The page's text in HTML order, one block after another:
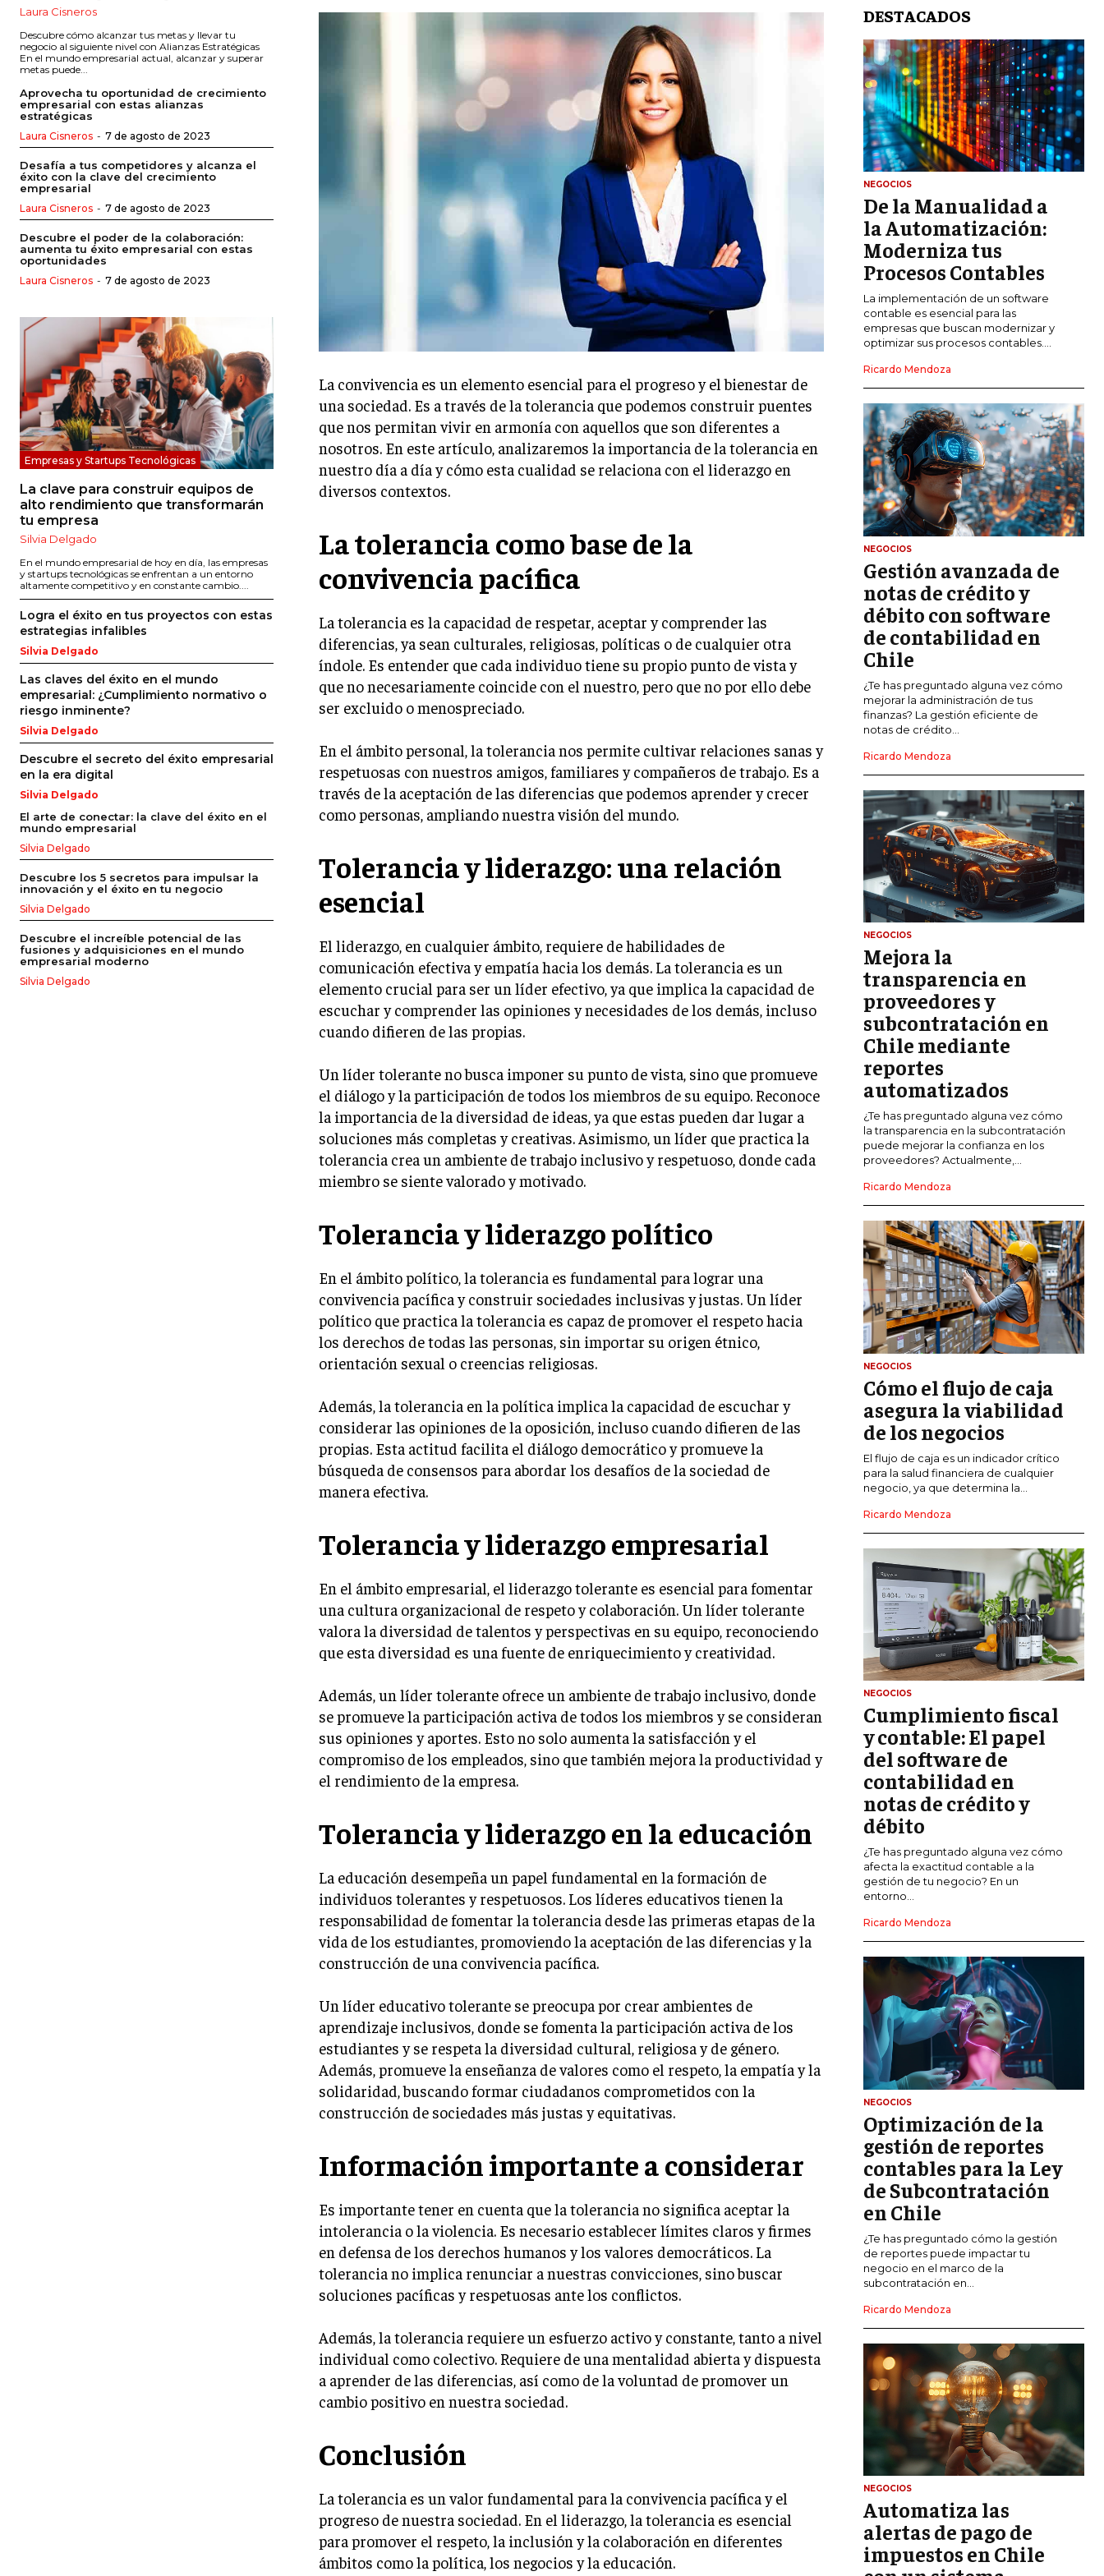
LIFESTYLE
MARKETING
ESTRATEGIAS DE MARKETING
AGENCIAS DE POSICIONAMIENTO WEB
SEO
VENTA DE ENLACES
MARKETING DIGITAL
PUBLICIDAD
VENTAS Y PERSUASIÓN
GESTIÓN DE PRODUCTOS
COMUNICACIÓN CORPORATIVA
GESTIÓN DE MARCA
INVESTIGACIÓN DE MERCADO
ANÁLISIS DE COMPETENCIA
GESTIÓN DE CLIENTES
EMPRENDIMIENTO
INNOVACIÓN EMPRESARIAL
GESTIÓN DEL CAMBIO
LIDERAZGO
EMPRENDIMIENTO
PLANIFICACIÓN EMPRESARIAL
FINANZAS
FINANZAS Y CONTABILIDAD
GESTIÓN DE RECURSOS FINANCIEROS
INVERSIONES Y MERCADOS FINANCIEROS
CONTABILIDAD EMPRESARIAL
ECONOMÍA EMPRESARIAL
INTERNACIONAL
NEGOCIOS INTERNACIONALES
COMERCIO INTERNACIONAL
EXPANSIÓN GLOBAL
ALIANZAS ESTRATÉGICAS
TECNOLOGIA
SOSTENIBILIDAD Y MEDIO AMBIENTE
GESTIÓN DE LA INNOVACIÓN
TECNOLÓGICA
TRANSFORMACIÓN DIGITAL
ANALÍTICA EMPRESARIAL Y BUSINESS
INTELLIGENCE
CIBERSEGURIDAD EMPRESARIAL
ESTRATEGIA
EMPRESAS FAMILIARES Y SUCESIÓN
NEGOCIACIÓN Y RESOLUCIÓN DE
CONFLICTOS
DERECHO EMPRESARIAL Y
REGULACIONES
ÉXITO EMPRESARIAL Y CASOS DE
ESTUDIO
GOBIERNO CORPORATIVO
NEGOCIOS
ESTRATEGIAS DE NEGOCIOS
MARKETING B2B
MARKETING B2C
FRANQUICIAS
MARKETING DE INFLUENCERS
E-COMMERCE
GESTIÓN DE CRISIS EMPRESARIALES
EMPRESAS Y STARTUPS TECNOLÓGICAS
GESTIÓN DE LA EXPERIENCIA DEL
CLIENTE
PROYECTOS
GESTIÓN DE PROYECTOS
GESTIÓN DE OPERACIONES Y CADENA
DE SUMINISTRO
LOGÍSTICA EMPRESARIAL
CALIDAD Y MEJORA CONTINUA
TALENTOS
TALENTO
RECLUTAMIENTO Y SELECCIÓN
DESARROLLO DE PERSONAL
GESTIÓN DEL DESEMPEÑO
CULTURA Y CLIMA ORGANIZACIONAL
ÉTICA EMPRESARIAL Y
RESPONSABILIDAD SOCIAL
BLOG
Laura Cisneros
Descubre cómo alcanzar tus metas y llevar tu
negocio al siguiente nivel con Alianzas Estratégicas
En el mundo empresarial actual, alcanzar y superar
metas puede...
Aprovecha tu oportunidad de crecimiento
empresarial con estas alianzas
estratégicas
Laura Cisneros - 7 de agosto de 2023
Desafía a tus competidores y alcanza el
éxito con la clave del crecimiento
empresarial
Laura Cisneros - 7 de agosto de 2023
Descubre el poder de la colaboración:
aumenta tu éxito empresarial con estas
oportunidades
Laura Cisneros - 7 de agosto de 2023
Empresas y Startups Tecnológicas
La clave para construir equipos de
alto rendimiento que transformarán
tu empresa
Silvia Delgado
En el mundo empresarial de hoy en día, las empresas
y startups tecnológicas se enfrentan a un entorno
altamente competitivo y en constante cambio....
Logra el éxito en tus proyectos con estas
estrategias infalibles
Silvia Delgado
Las claves del éxito en el mundo
empresarial: ¿Cumplimiento normativo o
riesgo inminente?
Silvia Delgado
Descubre el secreto del éxito empresarial
en la era digital
Silvia Delgado
El arte de conectar: la clave del éxito en el
mundo empresarial
Silvia Delgado
Descubre los 5 secretos para impulsar la
innovación y el éxito en tu negocio
Silvia Delgado
Descubre el increíble potencial de las
fusiones y adquisiciones en el mundo
empresarial moderno
Silvia Delgado
La convivencia es un elemento esencial para el progreso y el bienestar de
una sociedad. Es a través de la tolerancia que podemos construir puentes
que nos permitan vivir en armonía con aquellos que son diferentes a
nosotros. En este artículo, analizaremos la importancia de la tolerancia en
nuestro día a día y cómo esta cualidad se relaciona con el liderazgo en
diversos contextos.
La tolerancia como base de la
convivencia pacífica
La tolerancia es la capacidad de respetar, aceptar y comprender las
diferencias, ya sean culturales, religiosas, políticas o de cualquier otra
índole. Es entender que cada individuo tiene su propio punto de vista y
que no necesariamente coincide con el nuestro, pero que no por ello debe
ser excluido o menospreciado.
En el ámbito personal, la tolerancia nos permite cultivar relaciones sanas y
respetuosas con nuestros amigos, familiares y compañeros de trabajo. Es a
través de la aceptación de las diferencias que podemos aprender y crecer
como personas, ampliando nuestra visión del mundo.
Tolerancia y liderazgo: una relación
esencial
El liderazgo, en cualquier ámbito, requiere de habilidades de
comunicación efectiva y empatía hacia los demás. La tolerancia es un
elemento crucial para ser un líder efectivo, ya que implica la capacidad de
escuchar y comprender las opiniones y necesidades de los demás, incluso
cuando difieren de las propias.
Un líder tolerante no busca imponer su punto de vista, sino que promueve
el diálogo y la participación de todos los miembros de su equipo. Reconoce
la importancia de la diversidad de ideas, ya que estas pueden dar lugar a
soluciones más completas y creativas. Asimismo, un líder que practica la
tolerancia crea un ambiente de trabajo inclusivo y respetuoso, donde cada
miembro se siente valorado y motivado.
Tolerancia y liderazgo político
En el ámbito político, la tolerancia es fundamental para lograr una
convivencia pacífica y construir sociedades inclusivas y justas. Un líder
político que practica la tolerancia es capaz de promover el respeto hacia
los derechos de todas las personas, sin importar su origen étnico,
orientación sexual o creencias religiosas.
Además, la tolerancia en la política implica la capacidad de escuchar y
considerar las opiniones de la oposición, incluso cuando difieren de las
propias. Esta actitud facilita el diálogo democrático y promueve la
búsqueda de consensos para abordar los desafíos de la sociedad de
manera efectiva.
Tolerancia y liderazgo empresarial
En el ámbito empresarial, el liderazgo tolerante es esencial para fomentar
una cultura organizacional de respeto y colaboración. Un líder tolerante
valora la diversidad de talentos y perspectivas en su equipo, reconociendo
que esta diversidad es una fuente de enriquecimiento y creatividad.
Además, un líder tolerante ofrece un ambiente de trabajo inclusivo, donde
se promueve la participación activa de todos los miembros y se consideran
sus opiniones y aportes. Esto no solo aumenta la satisfacción y el
compromiso de los empleados, sino que también mejora la productividad y
el rendimiento de la empresa.
Tolerancia y liderazgo en la educación
La educación desempeña un papel fundamental en la formación de
individuos tolerantes y respetuosos. Los líderes educativos tienen la
responsabilidad de fomentar la tolerancia desde las primeras etapas de la
vida de los estudiantes, promoviendo la aceptación de las diferencias y la
construcción de una convivencia pacífica.
Un líder educativo tolerante se preocupa por crear ambientes de
aprendizaje inclusivos, donde se fomenta la participación activa de los
estudiantes y se respeta la diversidad cultural, religiosa y de género.
Además, promueve la enseñanza de valores como el respeto, la empatía y la
solidaridad, buscando formar ciudadanos comprometidos con la
construcción de sociedades más justas y equitativas.
Información importante a considerar
Es importante tener en cuenta que la tolerancia no significa aceptar la
intolerancia o la violencia. Es necesario establecer límites claros y firmes
en defensa de los derechos humanos y los valores democráticos. La
tolerancia no implica renunciar a nuestras convicciones, sino buscar
soluciones pacíficas y respetuosas ante los conflictos.
Además, la tolerancia requiere un esfuerzo activo y constante, tanto a nivel
individual como colectivo. Requiere de una mentalidad abierta y dispuesta
a aprender de las diferencias, así como de la voluntad de promover un
cambio positivo en nuestra sociedad.
Conclusión
La tolerancia es un valor fundamental para la convivencia pacífica y el
progreso de nuestra sociedad. En el liderazgo, la tolerancia es esencial
para promover el respeto, la inclusión y la colaboración en diferentes
ámbitos como la política, los negocios y la educación.
DESTACADOS
NEGOCIOS
De la Manualidad a
la Automatización:
Moderniza tus
Procesos Contables
La implementación de un software
contable es esencial para las
empresas que buscan modernizar y
optimizar sus procesos contables....
Ricardo Mendoza
NEGOCIOS
Gestión avanzada de
notas de crédito y
débito con software
de contabilidad en
Chile
¿Te has preguntado alguna vez cómo
mejorar la administración de tus
finanzas? La gestión eficiente de
notas de crédito...
Ricardo Mendoza
NEGOCIOS
Mejora la
transparencia en
proveedores y
subcontratación en
Chile mediante
reportes
automatizados
¿Te has preguntado alguna vez cómo
la transparencia en la subcontratación
puede mejorar la confianza en los
proveedores? Actualmente,...
Ricardo Mendoza
NEGOCIOS
Cómo el flujo de caja
asegura la viabilidad
de los negocios
El flujo de caja es un indicador crítico
para la salud financiera de cualquier
negocio, ya que determina la...
Ricardo Mendoza
NEGOCIOS
Cumplimiento fiscal
y contable: El papel
del software de
contabilidad en
notas de crédito y
débito
¿Te has preguntado alguna vez cómo
afecta la exactitud contable a la
gestión de tu negocio? En un
entorno...
Ricardo Mendoza
NEGOCIOS
Optimización de la
gestión de reportes
contables para la Ley
de Subcontratación
en Chile
¿Te has preguntado cómo la gestión
de reportes puede impactar tu
negocio en el marco de la
subcontratación en...
Ricardo Mendoza
NEGOCIOS
Automatiza las
alertas de pago de
impuestos en Chile